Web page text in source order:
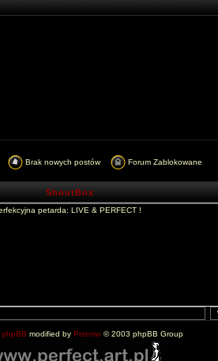
Brak nowych postów Forum Zablokowane
ShoutBox
phpBB modified by Przemo © 2003 phpBB Group